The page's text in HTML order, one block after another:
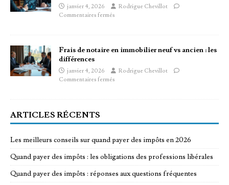
janvier 4, 2026
Rodrigue Chevillot
Commentaires fermés
Frais de notaire en immobilier neuf vs ancien : les
différences
janvier 4, 2026
Rodrigue Chevillot
Commentaires fermés
ARTICLES RÉCENTS
Les meilleurs conseils sur quand payer des impôts en 2026
Quand payer des impôts : les obligations des professions libérales
Quand payer des impôts : réponses aux questions fréquentes